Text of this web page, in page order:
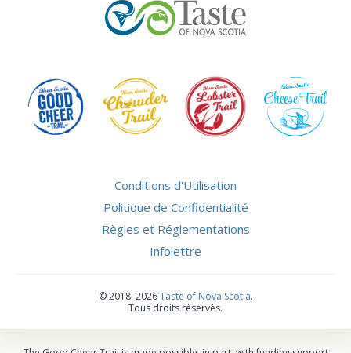
Conditions d'Utilisation
Politique de Confidentialité
Règles et Réglementations
Infolettre
©2018–2026 Taste of Nova Scotia.
Tous droits réservés.